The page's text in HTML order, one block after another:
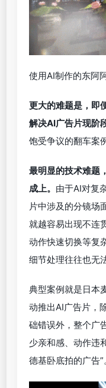
元素要先三维建模
也要先用三维搭建
使用AI制作的东阿
更大的难题是，即
解决AI广告片现阶
饱受争议的翻车案
成上。由于AI对复
片中涉及的分镜场
就越容易出现不连
动作快速切换等复
细节处理往往也无